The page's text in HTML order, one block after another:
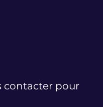
contacter pour